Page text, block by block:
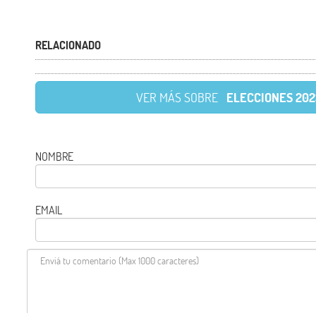
RELACIONADO
VER MÁS SOBRE ELECCIONES
NOMBRE
EMAIL